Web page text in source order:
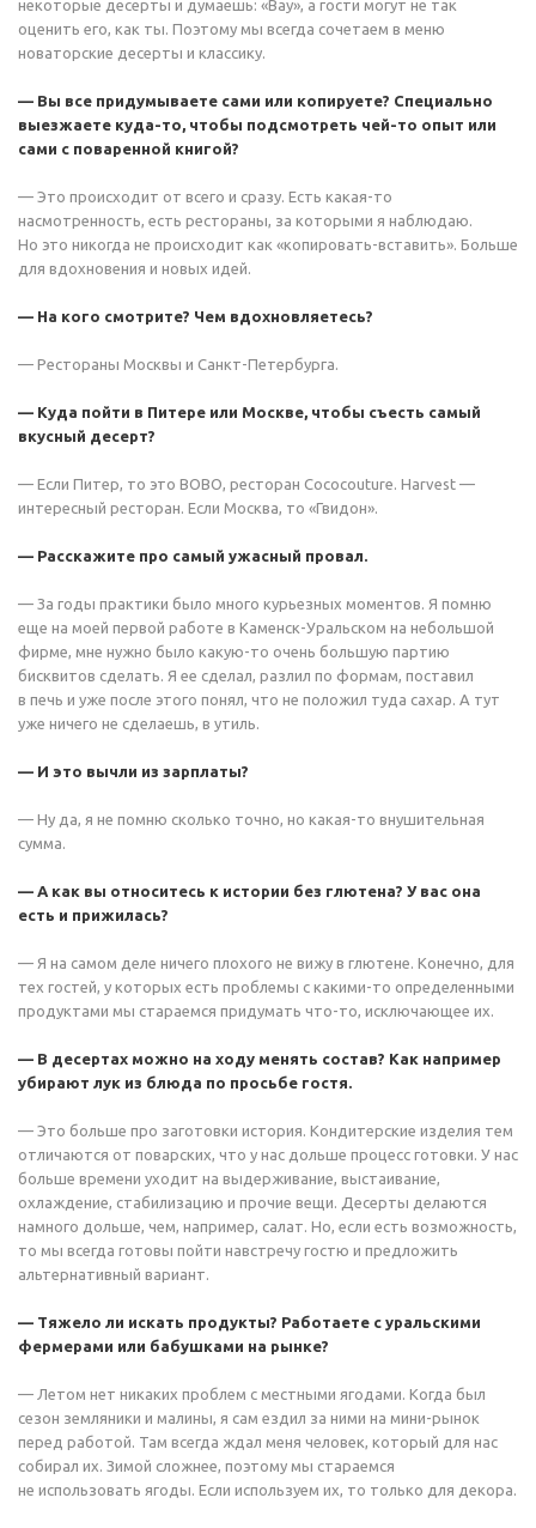
некоторые десерты и думаешь: «Вау», а гости могут не так
оценить его, как ты. Поэтому мы всегда сочетаем в меню
новаторские десерты и классику.
— Вы все придумываете сами или копируете? Специально
выезжаете куда-то, чтобы подсмотреть чей-то опыт или
сами с поваренной книгой?
— Это происходит от всего и сразу. Есть какая-то
насмотренность, есть рестораны, за которыми я наблюдаю.
Но это никогда не происходит как «копировать-вставить». Больше
для вдохновения и новых идей.
— На кого смотрите? Чем вдохновляетесь?
— Рестораны Москвы и Санкт-Петербурга.
— Куда пойти в Питере или Москве, чтобы съесть самый
вкусный десерт?
— Если Питер, то это BOBO, ресторан Cococouture. Harvest —
интересный ресторан. Если Москва, то «Гвидон».
— Расскажите про самый ужасный провал.
— За годы практики было много курьезных моментов. Я помню
еще на моей первой работе в Каменск-Уральском на небольшой
фирме, мне нужно было какую-то очень большую партию
бисквитов сделать. Я ее сделал, разлил по формам, поставил
в печь и уже после этого понял, что не положил туда сахар. А тут
уже ничего не сделаешь, в утиль.
— И это вычли из зарплаты?
— Ну да, я не помню сколько точно, но какая-то внушительная
сумма.
— А как вы относитесь к истории без глютена? У вас она
есть и прижилась?
— Я на самом деле ничего плохого не вижу в глютене. Конечно, для
тех гостей, у которых есть проблемы с какими-то определенными
продуктами мы стараемся придумать что-то, исключающее их.
— В десертах можно на ходу менять состав? Как например
убирают лук из блюда по просьбе гостя.
— Это больше про заготовки история. Кондитерские изделия тем
отличаются от поварских, что у нас дольше процесс готовки. У нас
больше времени уходит на выдерживание, выстаивание,
охлаждение, стабилизацию и прочие вещи. Десерты делаются
намного дольше, чем, например, салат. Но, если есть возможность,
то мы всегда готовы пойти навстречу гостю и предложить
альтернативный вариант.
— Тяжело ли искать продукты? Работаете с уральскими
фермерами или бабушками на рынке?
— Летом нет никаких проблем с местными ягодами. Когда был
сезон земляники и малины, я сам ездил за ними на мини-рынок
перед работой. Там всегда ждал меня человек, который для нас
собирал их. Зимой сложнее, поэтому мы стараемся
не использовать ягоды. Если используем их, то только для декора.